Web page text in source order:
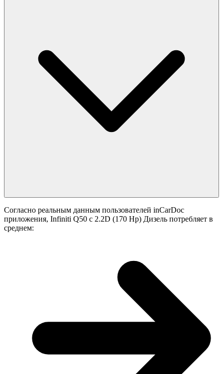
Согласно реальным данным пользователей inCarDoc
приложения, Infiniti Q50 с 2.2D (170 Hp) Дизель потребляет в
среднем: